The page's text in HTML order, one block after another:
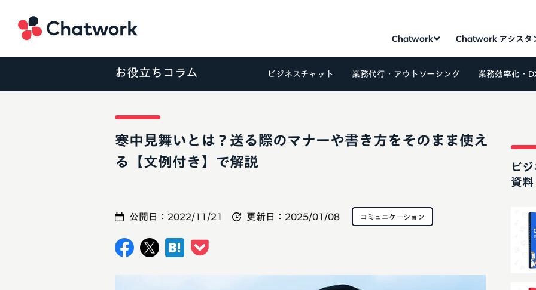
Chatwork Chatwork アシスタ
お役立ちコラム ビジネスチャット 業務代行・アウトソーシング 業務効率化・
寒中見舞いとは？送る際のマナーや書き方をそのまま使え
る【文例付き】で解説
公開日： 2022/11/21 更新日： 2025/01/08 コミュニケーション
ビ
資料